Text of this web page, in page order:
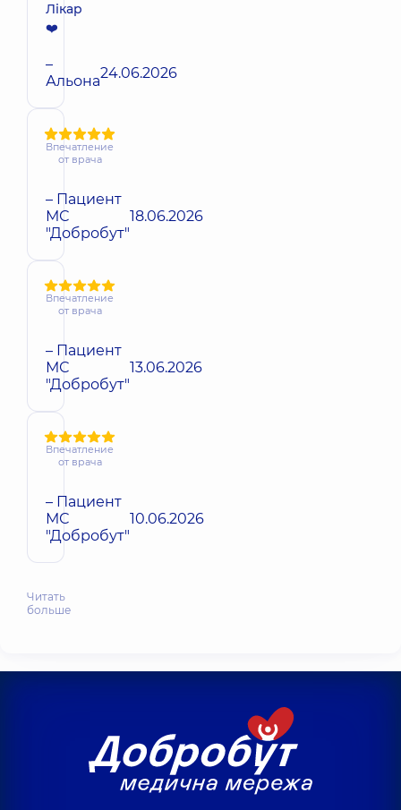
Лікар
❤️
–
Альона24.06.2026
Впечатление
от врача
– Пациент
МС
"Добробут"
18.06.2026
Впечатление
от врача
– Пациент
МС
"Добробут"
13.06.2026
Впечатление
от врача
– Пациент
МС
"Добробут"
10.06.2026
Читать
больше